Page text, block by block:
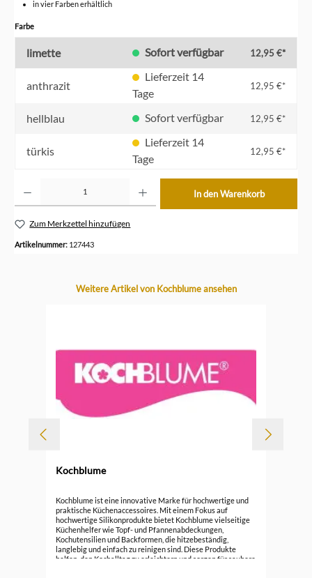
in vier Farben erhältlich
Farbeauswählen
limette Sofort verfügbar 12,95 €*
anthrazit
Tage
12,95 €*
hellblau Sofort verfügbar 12,95 €*
türkis
Tage
12,95 €*
In den Warenkorb
Zum Merkzettel hinzufügen
Artikelnummer: 127443
Produktgalerie überspringen
Weitere Artikel von Kochblume ansehen
Kochblume
Kochblume ist eine innovative Marke für hochwertige und
praktische Küchenaccessoires. Mit einem Fokus auf
hochwertige Silikonprodukte bietet Kochblume vielseitige
Küchenhelfer wie Topf- und Pfannenabdeckungen,
Kochutensilien und Backformen, die hitzebeständig,
langlebig und einfach zu reinigen sind. Diese Produkte
helfen, den Kochalltag zu erleichtern und sorgen für saubere